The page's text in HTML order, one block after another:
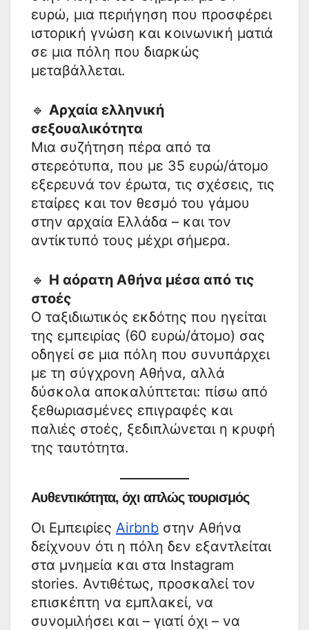
ευρώ, μια περιήγηση που προσφέρει
ιστορική γνώση και κοινωνική ματιά
σε μια πόλη που διαρκώς
μεταβάλλεται.
🔹 Αρχαία ελληνική
σεξουαλικότητα
Μια συζήτηση πέρα από τα
στερεότυπα, που με 35 ευρώ/άτομο
εξερευνά τον έρωτα, τις σχέσεις, τις
εταίρες και τον θεσμό του γάμου
στην αρχαία Ελλάδα – και τον
αντίκτυπό τους μέχρι σήμερα.
🔹 Η αόρατη Αθήνα μέσα από τις
στοές
Ο ταξιδιωτικός εκδότης που ηγείται
της εμπειρίας (60 ευρώ/άτομο) σας
οδηγεί σε μια πόλη που συνυπάρχει
με τη σύγχρονη Αθήνα, αλλά
δύσκολα αποκαλύπτεται: πίσω από
ξεθωριασμένες επιγραφές και
παλιές στοές, ξεδιπλώνεται η κρυφή
της ταυτότητα.
Αυθεντικότητα, όχι απλώς τουρισμός
Οι Εμπειρίες Airbnb στην Αθήνα
δείχνουν ότι η πόλη δεν εξαντλείται
στα μνημεία και στα Instagram
stories. Αντιθέτως, προσκαλεί τον
επισκέπτη να εμπλακεί, να
συνομιλήσει και – γιατί όχι – να